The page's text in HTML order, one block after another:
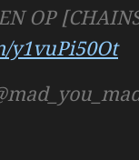
OP
y1vuPi50Ot